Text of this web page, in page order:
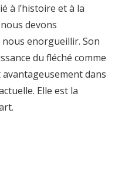
à l’histoire et à la
devons
enorgueillir. Son
du fléché comme
avantageusement dans
Elle est la